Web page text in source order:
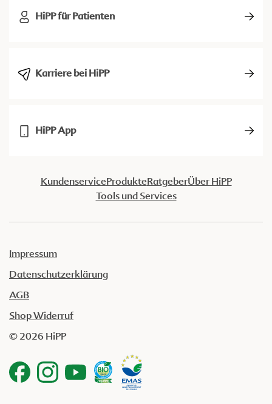
HiPP für Patienten
Karriere bei HiPP
HiPP App
KundenserviceProdukteRatgeberÜber HiPP
Tools und Services
Impressum
Datenschutzerklärung
AGB
Shop Widerruf
© 2026 HiPP